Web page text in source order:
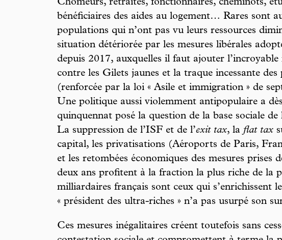
Chômeurs, retraités, fonctionnaires, cheminots,
bénéficiaires des aides au logement… Rares sont
populations qui n’ont pas vu leurs ressources
situation détériorée par les mesures libérales
depuis 2017, auxquelles il faut ajouter l’incroyable
contre les Gilets jaunes et la traque incessante des
(renforcée par la loi « Asile et immigration » de
Une politique aussi violemment antipopulaire a
quinquennat posé la question de la base sociale
La suppression de l’ISF et de l’exit tax, la flat tax
capital, les privatisations (Aéroports de Paris,
et les retombées économiques des mesures prises
deux ans profitent à la fraction la plus riche de la
milliardaires français sont ceux qui s’enrichissent
« président des ultra-riches » n’a pas usurpé son
Ces mesures inégalitaires créent toutefois sans